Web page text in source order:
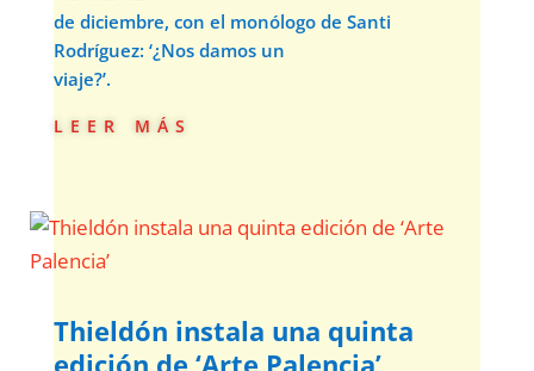
de diciembre, con el monólogo de Santi
Rodríguez: ‘¿Nos damos un
viaje?’.
leer más
Thieldón instala una quinta
edición de ‘Arte Palencia’